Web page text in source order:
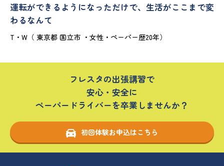
運転ができるようになっただけで、生活がここまで変
わるなんて
T・W（ 東京都 国立市 ・女性・ペーパー歴20年）
フレスタの出張講習で
安心・安全に
ペーパードライバーを卒業しませんか？
初回体験お申込はこちら